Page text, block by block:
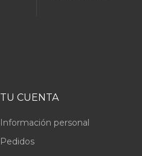
TU CUENTA
Información personal
Pedidos